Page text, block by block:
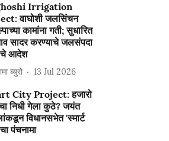
Irrigation
वाघोशी जलसिंचन
कामांना गती; सुधारित
सादर करण्याचे जलसंपदा
आदेश
ब्युरो 13 Jul 2026
City Project: हजारो
निधी गेला कुठे? जयंत
विधानसभेत 'स्मार्ट
पंचनामा